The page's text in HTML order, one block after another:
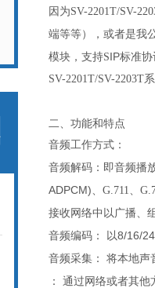
因为SV-2201T/SV-
端等等），或者是我
模块，支持SIP标准
SV-2201T/SV-2203T
二、功能和特点
音频工作方式：
音频解码 ： 即音频播
ADPCM)、G.711、
接收网络中以广播、
音频编码 ：
以8/16/
音频采集：
将本地声
：
通过网络或者其他